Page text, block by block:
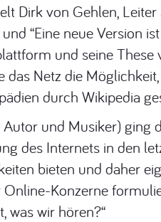
Dirk von Gehlen,
“Eine neue Version
und seine
das Netz die
durch Wikipedia
und Musiker) ging
des Internets in den
bieten und daher
Konzerne
was wir hören?“